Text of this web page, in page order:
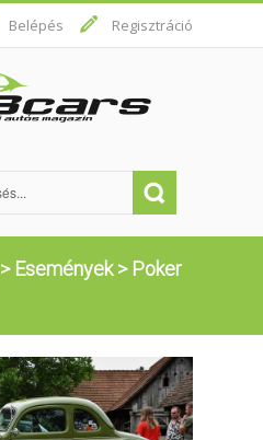
Belépés Regisztráció
> Események> Poker